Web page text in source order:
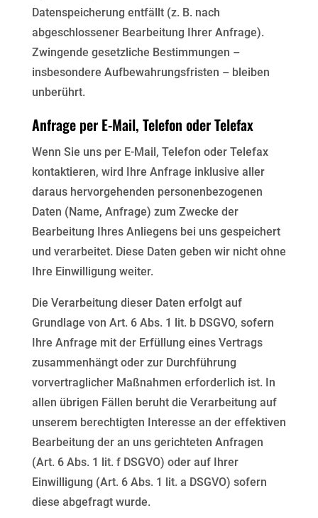
Datenspeicherung entfällt (z. B. nach
abgeschlossener Bearbeitung Ihrer Anfrage).
Zwingende gesetzliche Bestimmungen –
insbesondere Aufbewahrungsfristen – bleiben
unberührt.
Anfrage per E-Mail, Telefon oder Telefax
Wenn Sie uns per E-Mail, Telefon oder Telefax
kontaktieren, wird Ihre Anfrage inklusive aller
daraus hervorgehenden personenbezogenen
Daten (Name, Anfrage) zum Zwecke der
Bearbeitung Ihres Anliegens bei uns gespeichert
und verarbeitet. Diese Daten geben wir nicht ohne
Ihre Einwilligung weiter.
Die Verarbeitung dieser Daten erfolgt auf
Grundlage von Art. 6 Abs. 1 lit. b DSGVO, sofern
Ihre Anfrage mit der Erfüllung eines Vertrags
zusammenhängt oder zur Durchführung
vorvertraglicher Maßnahmen erforderlich ist. In
allen übrigen Fällen beruht die Verarbeitung auf
unserem berechtigten Interesse an der effektiven
Bearbeitung der an uns gerichteten Anfragen
(Art. 6 Abs. 1 lit. f DSGVO) oder auf Ihrer
Einwilligung (Art. 6 Abs. 1 lit. a DSGVO) sofern
diese abgefragt wurde.